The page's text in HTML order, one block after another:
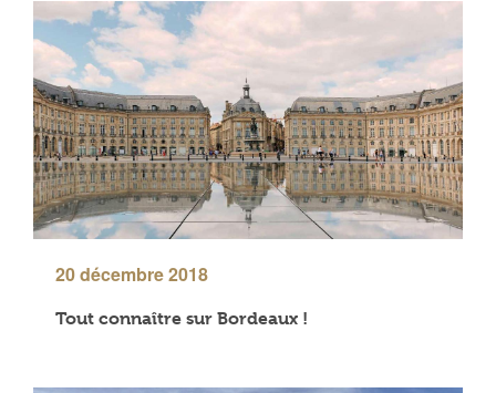
20 décembre 2018
Tout connaître sur Bordeaux !